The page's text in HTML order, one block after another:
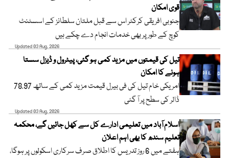
قوی امکان
جنوبی افریقی کرکٹر اس سے قبل ملتان سلطانز کے اسسٹنٹ
کوچ کے طور پر بھی خدمات انجام دے چکے ہیں
Updated 03 Aug, 2026
تیل کی قیمتوں میں مزید کمی ہو گئی، پیٹرول و ڈیزل سستا
ہونے کا امکان
امریکی خام تیل کی فی بیرل قیمت مزید کمی کے ساتھ 78.97
ڈالر کی سطح پر آ گئی
Updated 03 Aug, 2026
اسلام آباد میں تعلیمی ادارے کل سے کھل جائیں گے، محکمہ
تعلیم سندھ کا بھی اہم اعلان
ہفتے میں 6 روز تدریس کا اطلاق صرف سرکاری اسکولوں پر ہوگا،